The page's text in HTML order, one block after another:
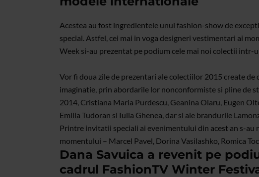
Acestea au fost ingredientele unui fashion-show de
special. Astfel, cei mai in voga designeri vestimentari ai
Week si-au prezentat pe podium cele mai noi colectii
Vor fi doua zile de prezentari ale colectiilor 2015 create
imaginatie, prin abordarile lor nonconformiste si pline de
2014, Cristiana Maria Purdescu, Geanina Olaru, Eugen
Emilia Tudoran si Iulia Ghenea, dar si ale brandurile
Printre invitatii speciali ai evenimentului din acest an s-
momentului – Marcel Pavel, Dorina Vasilashko, Romica
Dana Savuica a revenit pe
cadrul FashionTV Winter